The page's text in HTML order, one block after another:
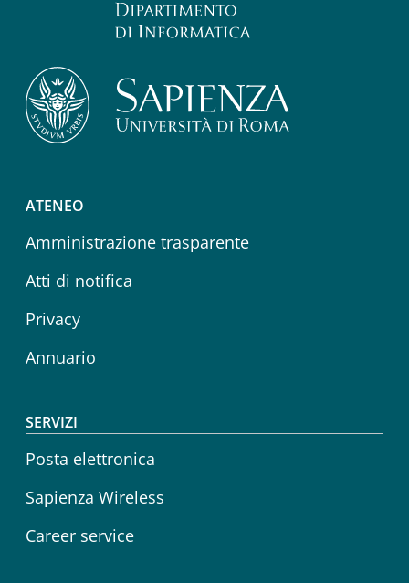
Footer menu
ATENEO
Amministrazione trasparente
Atti di notifica
Privacy
Annuario
SERVIZI
Posta elettronica
Sapienza Wireless
Career service